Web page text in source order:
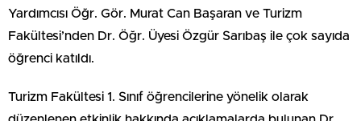
Yardımcısı Öğr. Gör. Murat Can Başaran ve Turizm
Fakültesi’nden Dr. Öğr. Üyesi Özgür Sarıbaş ile çok sayıda
öğrenci katıldı.
Turizm Fakültesi 1. Sınıf öğrencilerine yönelik olarak